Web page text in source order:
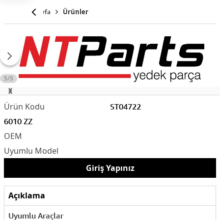
Anasayfa Ürünler
5/5
ST04722
6010 ZZ
Giriş Yapınız
Açıklama
Uyumlu Araçlar